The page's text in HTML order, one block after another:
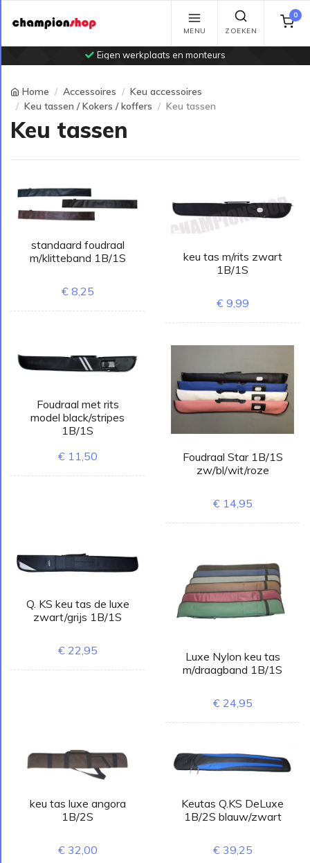
Eigen werkplaats en monteurs
MENU ZOEKEN
0
Home Accessoires
Keu accessoires
Keu tassen / Kokers / koffers
Keu tassen
Keu tassen
standaard foudraal
m/klitteband 1B/1S
€ 8,25
keu tas m/rits zwart
1B/1S
€ 9,99
Foudraal met rits
model black/stripes
1B/1S
€ 11,50
Foudraal Star 1B/1S
zw/bl/wit/roze
€ 14,95
Q. KS keu tas de luxe
zwart/grijs 1B/1S
€ 22,95
Luxe Nylon keu tas
m/draagband 1B/1S
€ 24,95
keu tas luxe angora
1B/2S
€ 32,00
Keutas Q.KS DeLuxe
1B/2S blauw/zwart
€ 39,25